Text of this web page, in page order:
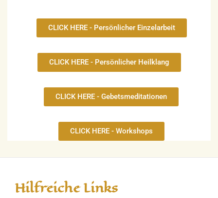
CLICK HERE - Persönlicher Einzelarbeit
CLICK HERE - Persönlicher Heilklang
CLICK HERE - Gebetsmeditationen
CLICK HERE - Workshops
Hilfreiche Links